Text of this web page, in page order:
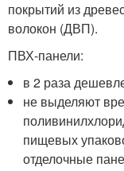
покрытий из
волокон (ДВП).
ПВХ-панели:
в 2 раза
не выделяют
пищевых
отделочные